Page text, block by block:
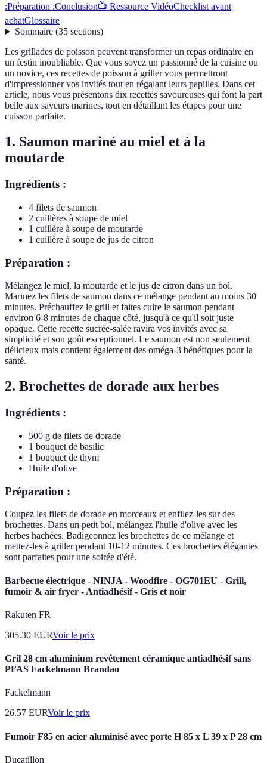
:Préparation :Conclusion📺 Ressource VidéoChecklist avant
achatGlossaire
Sommaire(35 sections)
Les grillades de poisson peuvent transformer un repas ordinaire en
un festin inoubliable. Que vous soyez un passionné de la cuisine ou
un novice, ces recettes de poisson à griller vous permettront
d'impressionner vos invités tout en régalant leurs papilles. Dans cet
article, nous vous présentons dix recettes savoureuses qui font la part
belle aux saveurs marines, tout en détaillant les étapes pour une
cuisson parfaite.
1. Saumon mariné au miel et à la
moutarde
Ingrédients :
4 filets de saumon
2 cuillères à soupe de miel
1 cuillère à soupe de moutarde
1 cuillère à soupe de jus de citron
Préparation :
Mélangez le miel, la moutarde et le jus de citron dans un bol.
Marinez les filets de saumon dans ce mélange pendant au moins 30
minutes. Préchauffez le grill et faites cuire le saumon pendant
environ 6-8 minutes de chaque côté, jusqu'à ce qu'il soit juste
opaque. Cette recette sucrée-salée ravira vos invités avec sa
simplicité et son goût exceptionnel. Le saumon est non seulement
délicieux mais contient également des oméga-3 bénéfiques pour la
santé.
2. Brochettes de dorade aux herbes
Ingrédients :
500 g de filets de dorade
1 bouquet de basilic
1 bouquet de thym
Huile d'olive
Préparation :
Coupez les filets de dorade en morceaux et enfilez-les sur des
brochettes. Dans un petit bol, mélangez l'huile d'olive avec les
herbes hachées. Badigeonnez les brochettes de ce mélange et
mettez-les à griller pendant 10-12 minutes. Ces brochettes élégantes
sont parfaites pour une soirée d'été.
Barbecue électrique - NINJA - Woodfire - OG701EU - Grill,
fumoir & air fryer - Antiadhésif - Gris et noir
Rakuten FR
305.30 EURVoir le prix
Gril 28 cm aluminium revêtement céramique antiadhésif sans
PFAS Fackelmann Brandao
Fackelmann
26.57 EURVoir le prix
Fumoir F85 en acier aluminisé avec porte H 85 x L 39 x P 28 cm
Ducatillon